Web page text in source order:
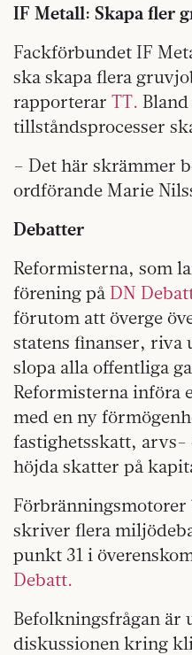
IF Metall: Skapa fler
Fackförbundet IF
ska skapa flera
rapporterar TT.
tillståndsprocesser
– Det här skrämmer
ordförande Marie
Debatter
Reformisterna, som
förening på DN
förutom att överge
statens finanser, riva
slopa alla offentliga
Reformisterna införa
med en ny
fastighetsskatt, arvs-
höjda skatter på
skriver flera
punkt 31 i
Debatt.
Befolkningsfrågan är
diskussionen kring